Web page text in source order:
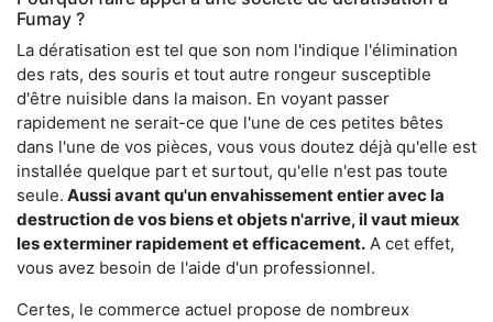
Fumay ?
La dératisation est tel que son nom l'indique l'élimination
des rats, des souris et tout autre rongeur susceptible
d'être nuisible dans la maison. En voyant passer
rapidement ne serait-ce que l'une de ces petites bêtes
dans l'une de vos pièces, vous vous doutez déjà qu'elle est
installée quelque part et surtout, qu'elle n'est pas toute
seule. Aussi avant qu'un envahissement entier avec la
destruction de vos biens et objets n'arrive, il vaut mieux
les exterminer rapidement et efficacement. A cet effet,
vous avez besoin de l'aide d'un professionnel.
Certes, le commerce actuel propose de nombreux